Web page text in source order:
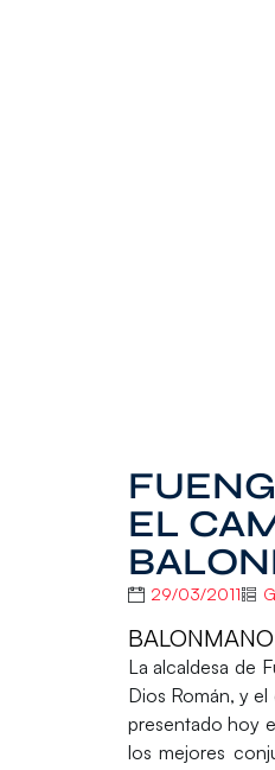
EL
29/03/2011
La alcaldesa de
Dios Román, y
presentado hoy
los mejores